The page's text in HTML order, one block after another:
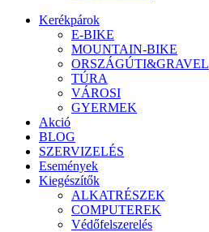
Kerékpárok
E-BIKE
MOUNTAIN-BIKE
ORSZÁGÚTI&GRAVEL
TÚRA
VÁROSI
GYERMEK
Akció
BLOG
SZERVIZELÉS
Események
Kiegészítők
ALKATRÉSZEK
COMPUTEREK
Védőfelszerelés